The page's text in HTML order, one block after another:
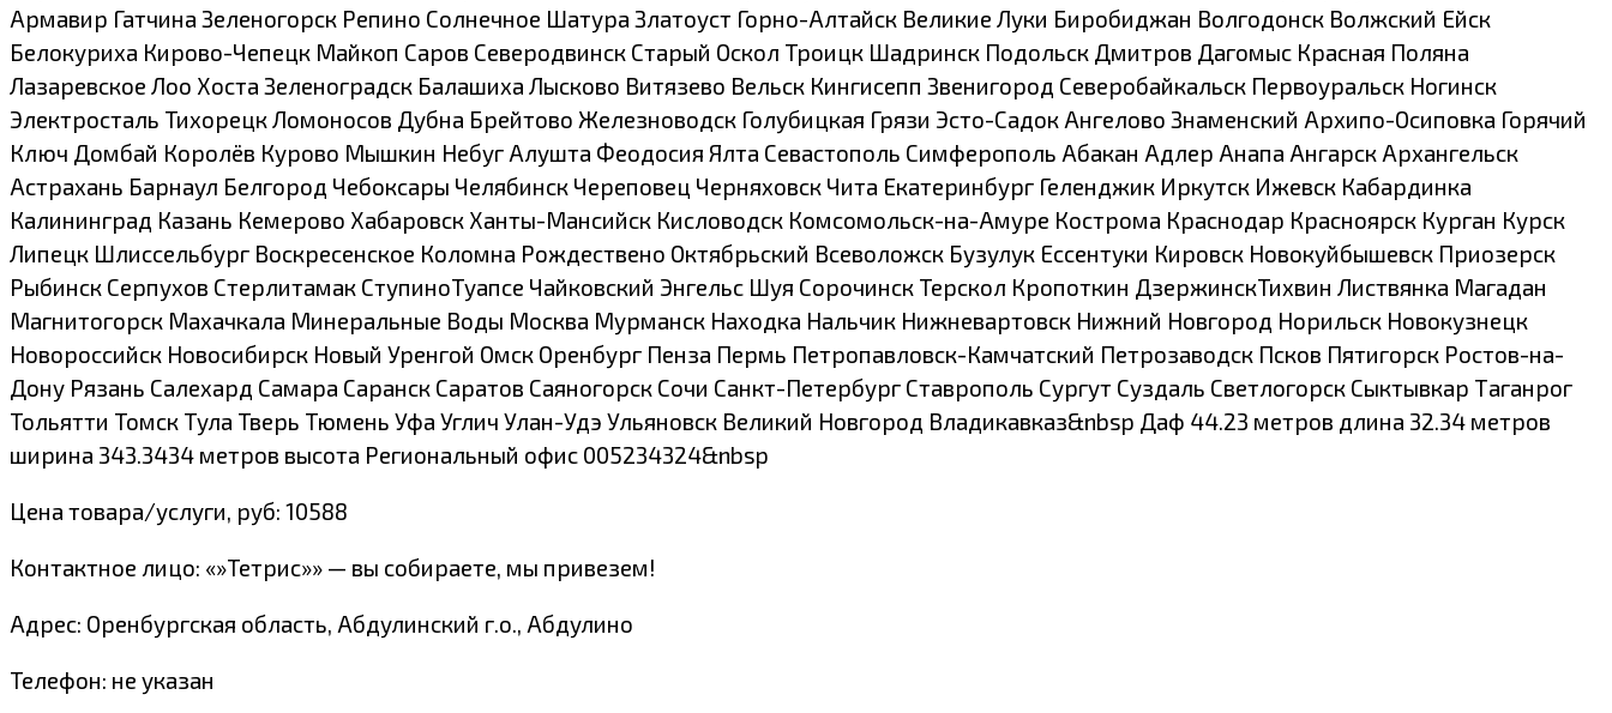
Армавир Гатчина Зеленогорск Репино Солнечное Шатура Златоуст Горно-Алтайск Великие Луки Биробиджан Волгодонск Волжский Ейск
Белокуриха Кирово-Чепецк Майкоп Саров Северодвинск Старый Оскол Троицк Шадринск Подольск Дмитров Дагомыс Красная Поляна
Лазаревское Лоо Хоста Зеленоградск Балашиха Лысково Витязево Вельск Кингисепп Звенигород Северобайкальск Первоуральск Ногинск
Электросталь Тихорецк Ломоносов Дубна Брейтово Железноводск Голубицкая Грязи Эсто-Садок Ангелово Знаменский Архипо-Осиповка Горячий
Ключ Домбай Королёв Курово Мышкин Небуг Алушта Феодосия Ялта Севастополь Симферополь Абакан Адлер Анапа Ангарск Архангельск
Астрахань Барнаул Белгород Чебоксары Челябинск Череповец Черняховск Чита Екатеринбург Геленджик Иркутск Ижевск Кабардинка
Калининград Казань Кемерово Хабаровск Ханты-Мансийск Кисловодск Комсомольск-на-Амуре Кострома Краснодар Красноярск Курган Курск
Липецк Шлиссельбург Воскресенское Коломна Рождествено Октябрьский Всеволожск Бузулук Ессентуки Кировск Новокуйбышевск Приозерск
Рыбинск Серпухов Стерлитамак СтупиноТуапсе Чайковский Энгельс Шуя Сорочинск Терскол Кропоткин ДзержинскТихвин Листвянка Магадан
Магнитогорск Махачкала Минеральные Воды Москва Мурманск Находка Нальчик Нижневартовск Нижний Новгород Норильск Новокузнецк
Новороссийск Новосибирск Новый Уренгой Омск Оренбург Пенза Пермь Петропавловск-Камчатский Петрозаводск Псков Пятигорск Ростов-на-
Дону Рязань Салехард Самара Саранск Саратов Саяногорск Сочи Санкт-Петербург Ставрополь Сургут Суздаль Светлогорск Сыктывкар Таганрог
Тольятти Томск Тула Тверь Тюмень Уфа Углич Улан-Удэ Ульяновск Великий Новгород Владикавказ&nbsp Даф 44.23 метров длина 32.34 метров
ширина 343.3434 метров высота Региональный офис 005234324&nbsp
Цена товара/услуги, руб: 10588
Контактное лицо: «»Тетрис»» — вы собираете, мы привезем!
Адрес: Оренбургская область, Абдулинский г.о., Абдулино
Телефон: не указан